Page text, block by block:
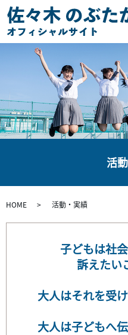
活
HOME 活動・実績
子どもは社
訴えたい
大人はそれを受
大人は子どもへ